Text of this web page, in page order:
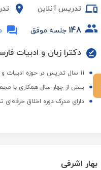
تدریس آنلاین
148 جلسه موفق
دکترا زبان و ادبیات
11 سال تدریس در حوزه ادبیات و هنر در دوره‌های فراگیر پیام نور
بیش از چهار سال همکاری با
دارای مدرک دوره اخلاق حرفه‌ای
بهار اشرفی